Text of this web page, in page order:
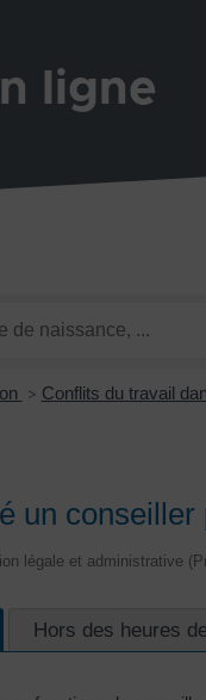
ligne
> Conflits du travail
un
légale et administrative
Hors des heures